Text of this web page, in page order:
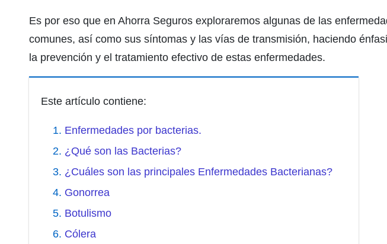
Es por eso que en Ahorra Seguros exploraremos algunas de las
comunes, así como sus síntomas y las vías de transmisión, haciendo
la prevención y el tratamiento efectivo de estas enfermedades.
Este artículo contiene:
Enfermedades por bacterias.
¿Qué son las Bacterias?
¿Cuáles son las principales Enfermedades Bacterianas?
Gonorrea
Botulismo
Cólera